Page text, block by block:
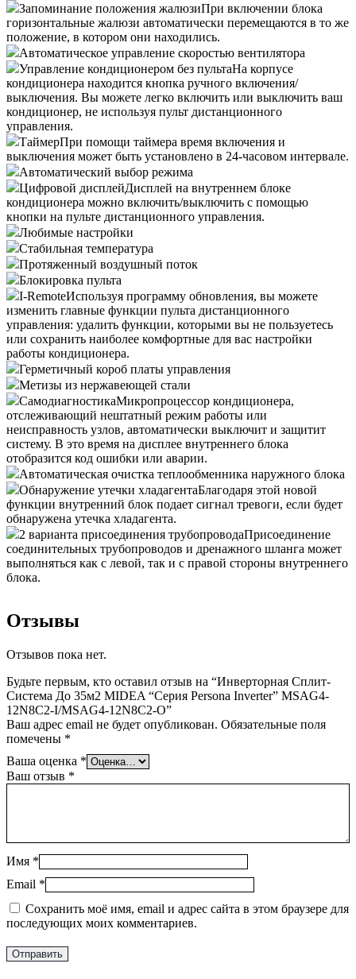
Запоминание положения жалюзиПри включении блока
горизонтальные жалюзи автоматически перемещаются в то же
положение, в котором они находились.
Автоматическое управление скоростью вентилятора
Управление кондиционером без пультаНа корпусе
кондиционера находится кнопка ручного включения/
выключения. Вы можете легко включить или выключить ваш
кондиционер, не используя пульт дистанционного
управления.
ТаймерПри помощи таймера время включения и
выключения может быть установлено в 24-часовом интервале.
Автоматический выбор режима
Цифровой дисплейДисплей на внутреннем блоке
кондиционера можно включить/выключить с помощью
кнопки на пульте дистанционного управления.
Любимые настройки
Стабильная температура
Протяженный воздушный поток
Блокировка пульта
I-RemoteИспользуя программу обновления, вы можете
изменить главные функции пульта дистанционного
управления: удалить функции, которыми вы не пользуетесь
или сохранить наиболее комфортные для вас настройки
работы кондиционера.
Герметичный короб платы управления
Метизы из нержавеющей стали
СамодиагностикаМикропроцессор кондиционера,
отслеживающий нештатный режим работы или
неисправность узлов, автоматически выключит и защитит
систему. В это время на дисплее внутреннего блока
отобразится код ошибки или аварии.
Автоматическая очистка теплообменника наружного блока
Обнаружение утечки хладагентаБлагодаря этой новой
функции внутренний блок подает сигнал тревоги, если будет
обнаружена утечка хладагента.
2 варианта присоединения трубопроводаПрисоединение
соединительных трубопроводов и дренажного шланга может
выполняться как с левой, так и с правой стороны внутреннего
блока.
Отзывы
Отзывов пока нет.
Будьте первым, кто оставил отзыв на “Инверторная Сплит-
Система До 35м2 MIDEA “Серия Persona Inverter” MSAG4-
12N8C2-I/MSAG4-12N8C2-O”
Ваш адрес email не будет опубликован. Обязательные поля
помечены *
Ваша оценка *
Ваш отзыв *
Имя *
Email *
Сохранить моё имя, email и адрес сайта в этом браузере для
последующих моих комментариев.